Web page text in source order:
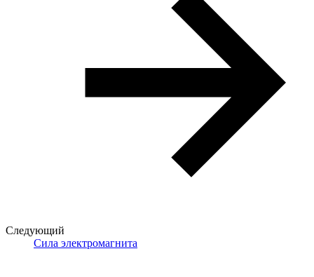
Следующий
Сила электромагнита